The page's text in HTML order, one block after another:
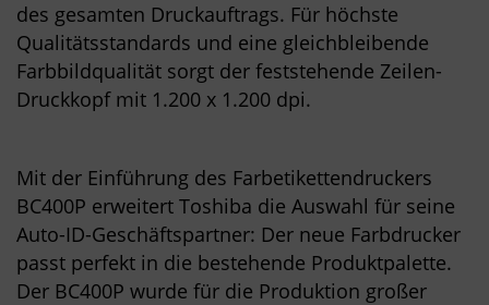
des gesamten Druckauftrags. Für höchste
Qualitätsstandards und eine gleichbleibende
Farbbildqualität sorgt der feststehende Zeilen-
Druckkopf mit 1.200 x 1.200 dpi.
Mit der Einführung des Farbetikettendruckers
BC400P erweitert Toshiba die Auswahl für seine
Auto-ID-Geschäftspartner: Der neue Farbdrucker
passt perfekt in die bestehende Produktpalette.
Der BC400P wurde für die Produktion großer